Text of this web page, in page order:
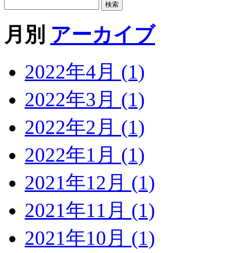
月別 アーカイブ
2022年4月 (1)
2022年3月 (1)
2022年2月 (1)
2022年1月 (1)
2021年12月 (1)
2021年11月 (1)
2021年10月 (1)